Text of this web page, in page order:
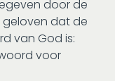
door de
geloven dat de
van God is:
voor